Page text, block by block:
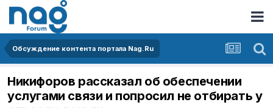
Обсуждение контента портала Nag.Ru
Никифоров рассказал об обеспечении
услугами связи и попросил не отбирать у